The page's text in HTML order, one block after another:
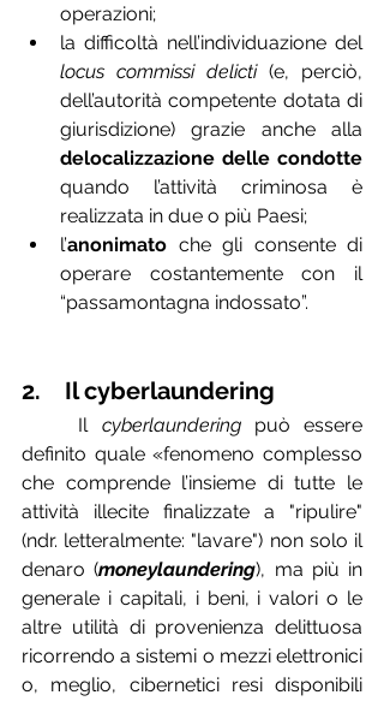
operazioni;
la difficoltà nell’individuazione del
locus commissi delicti (e, perciò,
dell’autorità competente dotata di
delocalizzazione delle condotte
quando l’attività criminosa è
realizzata in due o più Paesi;
l’anonimato che gli consente di
operare costantemente con il
“passamontagna indossato”.
2.    Il cyberlaundering
	Il
cyberlaundering può essere
definito quale «fenomeno complesso
che comprende l’insieme di tutte le
attività illecite finalizzate a "ripulire"
(ndr. letteralmente: "lavare") non solo il
denaro (moneylaundering), ma più in
generale i capitali, i beni, i valori o le
altre utilità di provenienza delittuosa
ricorrendo a sistemi o mezzi elettronici
o, meglio, cibernetici resi disponibili